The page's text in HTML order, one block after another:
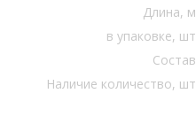
Длина, м
в упаковке, шт
Состав
Наличие количество, шт